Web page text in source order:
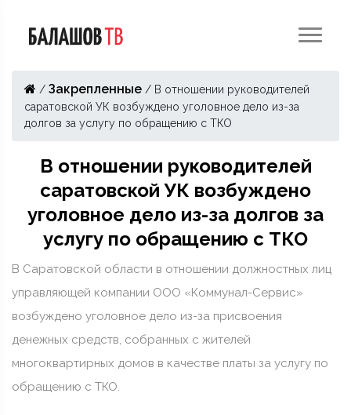
/ Закрепленные / В отношении руководителей
саратовской УК возбуждено уголовное дело из-за
долгов за услугу по обращению с ТКО
В отношении руководителей
саратовской УК возбуждено
уголовное дело из-за долгов за
услугу по обращению с ТКО
В Саратовской области в отношении должностных лиц
управляющей компании ООО «Коммунал-Сервис»
возбуждено уголовное дело из-за присвоения
денежных средств, собранных с жителей
многоквартирных домов в качестве платы за услугу по
обращению с ТКО.